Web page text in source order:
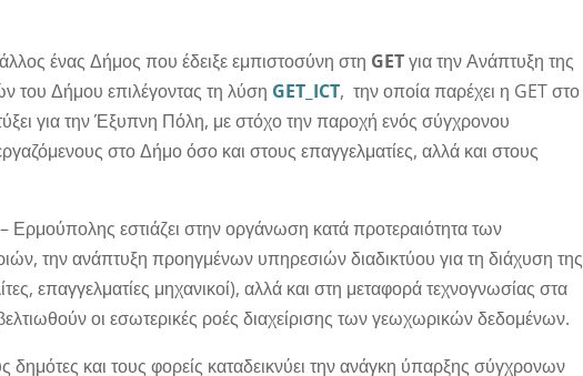
άλλος ένας Δήμος που έδειξε εμπιστοσύνη στη GETγια την Ανάπτυξη της
Δήμου επιλέγοντας τη λύση GET _ICT, την οποία παρέχει η GET στο
για την Έξυπνη Πόλη, με στόχο την παροχή ενός σύγχρονου
στο Δήμο όσο και στους επαγγελματίες, αλλά και στους
εστιάζει στην οργάνωση κατά προτεραιότητα των
την ανάπτυξη προηγμένων υπηρεσιών διαδικτύου για τη διάχυση της
επαγγελματίες μηχανικοί), αλλά και στη μεταφορά τεχνογνωσίας στα
οι εσωτερικές ροές διαχείρισης των γεωχωρικών δεδομένων.
δημότες και τους φορείς καταδεικνύει την ανάγκη ύπαρξης σύγχρονων